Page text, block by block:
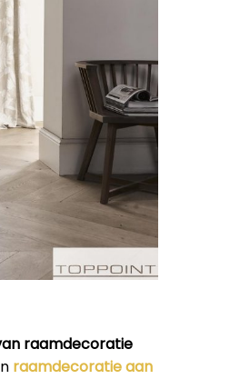
raamdecoratie
raamdecoratie aan